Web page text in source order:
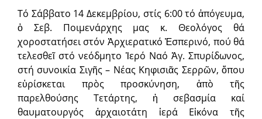
Τό Σάββατο 14 Δεκεμβρίου, στίς 6:00 τό ἀπόγευμα,
ὁ Σεβ. Ποιμενάρχης μας κ. Θεολόγος θά
χοροστατήσει στόν Ἀρχιερατικό Ἐσπερινό, πού θά
τελεσθεῖ στό νεόδμητο Ἱερό Ναό Ἁγ. Σπυρίδωνος,
στή συνοικία Σιγῆς – Νέας Κηφισιᾶς Σερρῶν, ὅπου
εὑρίσκεται πρὸς προσκύνηση, ἀπὸ τῆς
παρελθούσης Τετάρτης, ἡ σεβασμία καί
θαυματουργός ἀρχαιοτάτη ἱερά Εἰκόνα τῆς